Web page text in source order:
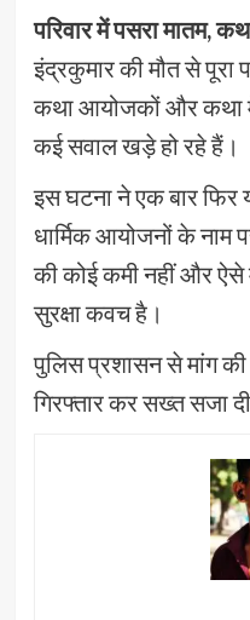
परिवार में पसरा मातम,
इंद्रकुमार की मौत से पूरा
कथा आयोजकों और कथा में
कई सवाल खड़े हो रहे हैं।
इस घटना ने एक बार फिर
धार्मिक आयोजनों के नाम
की कोई कमी नहीं और ऐसे
सुरक्षा कवच है।
पुलिस प्रशासन से मांग की
गिरफ्तार कर सख्त सजा